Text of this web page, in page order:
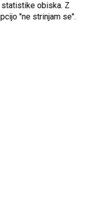
statistike obiska. Z
"ne strinjam se".